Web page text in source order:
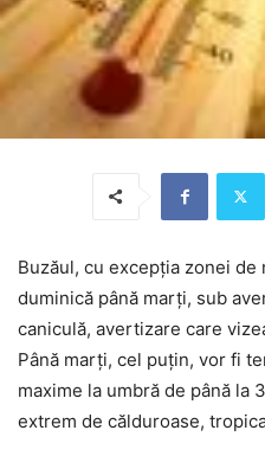
Buzăul, cu excepția zonei
duminică până marți, sub
caniculă, avertizare care
Până marți, cel puțin, vor fi
maxime la umbră de până la
extrem de călduroase,